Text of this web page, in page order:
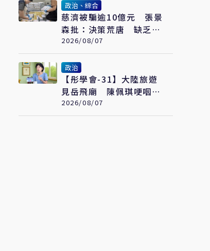
政治、綜合
慈濟被騙逾10億元 張景
森批：決策荒唐 缺乏嚴
謹程序
2026/08/07
政治
【彤學會-31】大陸旅遊
見岳飛廟 陳佩琪哽咽：
盼能為柯文哲京華城案平
反
2026/08/07